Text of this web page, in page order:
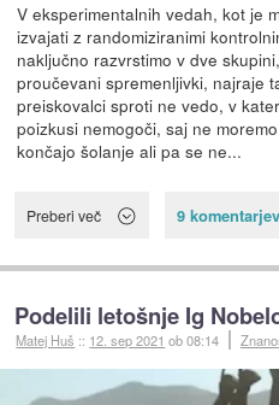
V eksperimentalnih vedah, kot je
izvajati z randomiziranimi
naključno razvrstimo v dve
proučevani spremenljivki, najraje
preiskovalci sproti ne vedo, v
poizkusi nemogoči, saj ne
končajo šolanje ali pa se ne...
Preberi več 9 komentarjev
Podelili letošnje Ig
Matej Huš :: 12. sep 2021 ob 08:14